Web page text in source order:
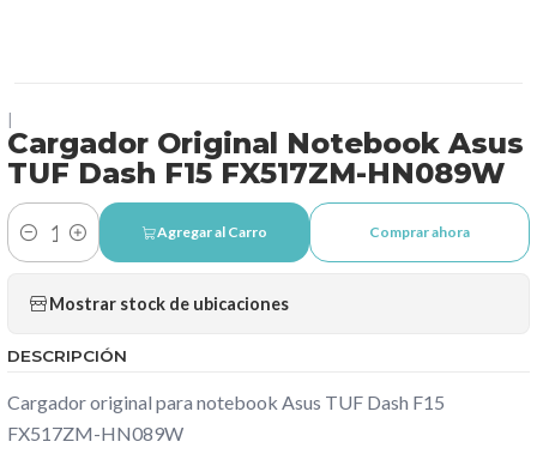
Cargador Original Notebook Asus
TUF Dash F15 FX517ZM-HN089W
Cantidad
Agregar al Carro Comprar ahora
Mostrar stock de ubicaciones
DESCRIPCIÓN
Cargador original para notebook Asus TUF Dash F15
FX517ZM-HN089W